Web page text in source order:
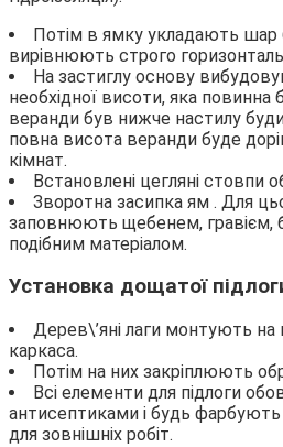
Потім в ямку укладають
вирівнюють строго
На застиглу основу
необхідної висоти, яка повинна
веранди був нижче настилу
повна висота веранди буде
кімнат.
Встановлені цегляні стовпи
Зворотна засипка ям . Для
заповнюють щебенем, гравієм,
подібним матеріалом.
Установка дощатої
Дерев\’яні лаги монтують на
каркаса.
Потім на них закріплюють
Всі елементи для підлоги
антисептиками і будь
для зовнішніх робіт.